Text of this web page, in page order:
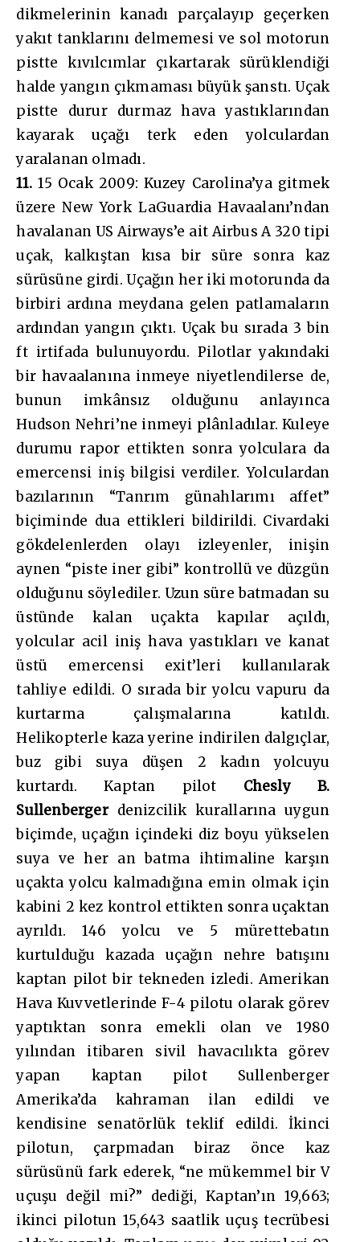
dikmelerinin kanadı parçalayıp geçerken
yakıt tanklarını delmemesi ve sol motorun
pistte kıvılcımlar çıkartarak sürüklendiği
halde yangın çıkmaması büyük şanstı. Uçak
pistte durur durmaz hava yastıklarından
kayarak uçağı terk eden yolculardan
yaralanan olmadı.
11. 15 Ocak 2009: Kuzey Carolina’ya gitmek
üzere New York LaGuardia Havaalanı’ndan
havalanan US Airways’e ait Airbus A 320 tipi
uçak, kalkıştan kısa bir süre sonra kaz
sürüsüne girdi. Uçağın her iki motorunda da
birbiri ardına meydana gelen patlamaların
ardından yangın çıktı. Uçak bu sırada 3 bin
ft irtifada bulunuyordu. Pilotlar yakındaki
bir havaalanına inmeye niyetlendilerse de,
bunun imkânsız olduğunu anlayınca
Hudson Nehri’ne inmeyi plânladılar. Kuleye
durumu rapor ettikten sonra yolculara da
emercensi iniş bilgisi verdiler. Yolculardan
bazılarının “Tanrım günahlarımı affet”
biçiminde dua ettikleri bildirildi. Civardaki
gökdelenlerden olayı izleyenler, inişin
aynen “piste iner gibi” kontrollü ve düzgün
olduğunu söylediler. Uzun süre batmadan su
üstünde kalan uçakta kapılar açıldı,
yolcular acil iniş hava yastıkları ve kanat
üstü emercensi exit’leri kullanılarak
tahliye edildi. O sırada bir yolcu vapuru da
kurtarma çalışmalarına katıldı.
Helikopterle kaza yerine indirilen dalgıçlar,
buz gibi suya düşen 2 kadın yolcuyu
kurtardı. Kaptan pilot Chesly B.
Sullenbergerdenizcilik kurallarına uygun
biçimde, uçağın içindeki diz boyu yükselen
suya ve her an batma ihtimaline karşın
uçakta yolcu kalmadığına emin olmak için
kabini 2 kez kontrol ettikten sonra uçaktan
ayrıldı. 146 yolcu ve 5 mürettebatın
kurtulduğu kazada uçağın nehre batışını
kaptan pilot bir tekneden izledi. Amerikan
Hava Kuvvetlerinde F-4 pilotu olarak görev
yaptıktan sonra emekli olan ve 1980
yılından itibaren sivil havacılıkta görev
yapan kaptan pilot Sullenberger
Amerika’da kahraman ilan edildi ve
kendisine senatörlük teklif edildi. İkinci
pilotun, çarpmadan biraz önce kaz
sürüsünü fark ederek, “ne mükemmel bir V
uçuşu değil mi?” dediği, Kaptan’ın 19,663;
ikinci pilotun 15,643 saatlik uçuş tecrübesi